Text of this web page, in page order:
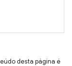
desta página é